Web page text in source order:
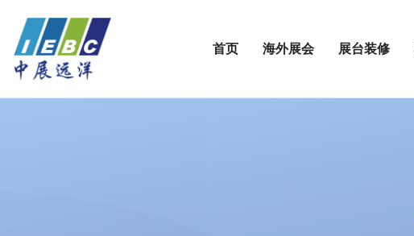
首页 海外展会 展台装修